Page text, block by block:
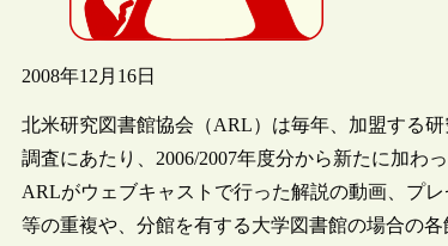
2008年12月16日
北米研究図書館協会（ARL）は毎年、加盟する
調査にあたり、2006/2007年度分から新たに加わ
ARLがウェブキャストで行った解説の動画、プ
等の重複や、分館を有する大学図書館の場合の